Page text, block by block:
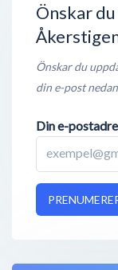
Önskar
Önskar du
din e-post
Din e-